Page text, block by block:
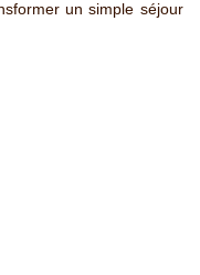
un simple séjour